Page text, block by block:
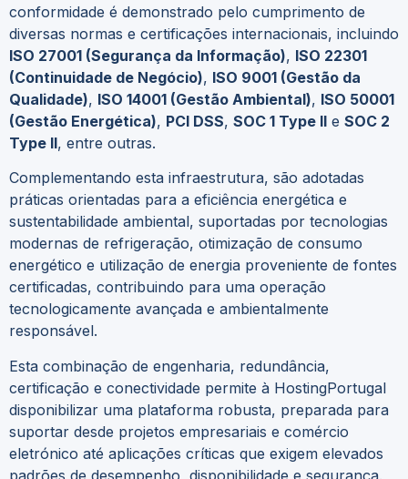
conformidade é demonstrado pelo cumprimento de
diversas normas e certificações internacionais, incluindo
ISO 27001 (Segurança da Informação), ISO 22301
(Continuidade de Negócio), ISO 9001 (Gestão da
Qualidade), ISO 14001 (Gestão Ambiental), ISO 50001
(Gestão Energética), PCI DSS, SOC 1 Type II e SOC 2
Type II, entre outras.
Complementando esta infraestrutura, são adotadas
práticas orientadas para a eficiência energética e
sustentabilidade ambiental, suportadas por tecnologias
modernas de refrigeração, otimização de consumo
energético e utilização de energia proveniente de fontes
certificadas, contribuindo para uma operação
tecnologicamente avançada e ambientalmente
responsável.
Esta combinação de engenharia, redundância,
certificação e conectividade permite à HostingPortugal
disponibilizar uma plataforma robusta, preparada para
suportar desde projetos empresariais e comércio
eletrónico até aplicações críticas que exigem elevados
padrões de desempenho, disponibilidade e segurança.